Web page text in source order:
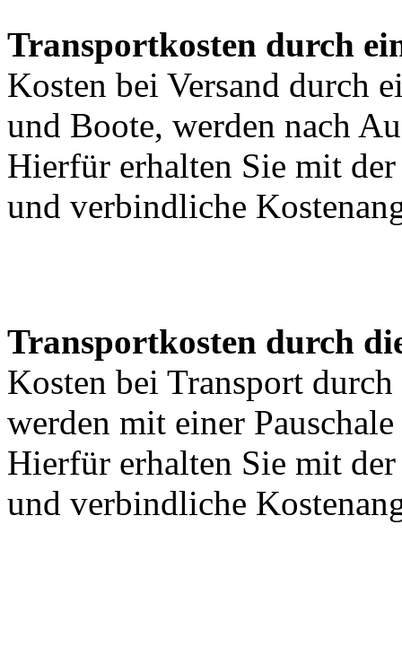
Transportkosten durch
Kosten bei Versand durch
und Boote, werden nach
Hierfür erhalten Sie mit
und verbindliche
Transportkosten durch
Kosten bei Transport
werden mit einer
Hierfür erhalten Sie mit
und verbindliche